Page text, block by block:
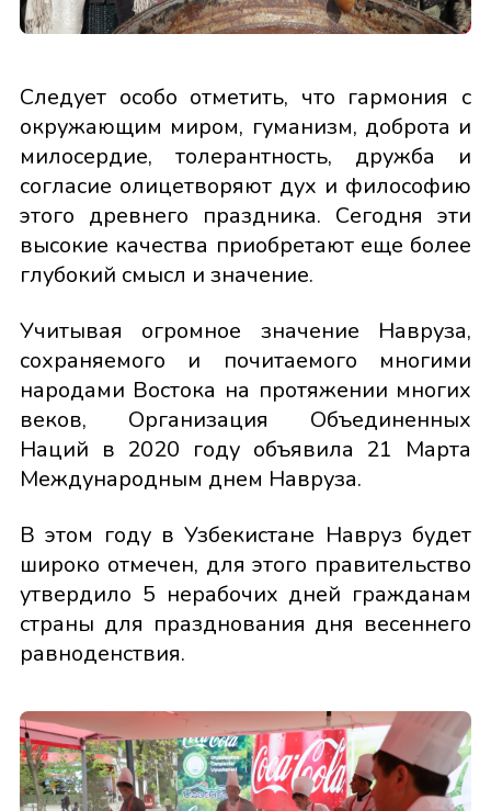
Следует особо отметить, что гармония с
окружающим миром, гуманизм, доброта и
милосердие, толерантность, дружба и
согласие олицетворяют дух и философию
этого древнего праздника. Сегодня эти
высокие качества приобретают еще более
глубокий смысл и значение.
Учитывая огромное значение Навруза,
сохраняемого и почитаемого многими
народами Востока на протяжении многих
веков, Организация Объединенных
Наций в 2020 году объявила 21 Марта
Международным днем Навруза.
В этом году в Узбекистане Навруз будет
широко отмечен, для этого правительство
утвердило 5 нерабочих дней гражданам
страны для празднования дня весеннего
равноденствия.